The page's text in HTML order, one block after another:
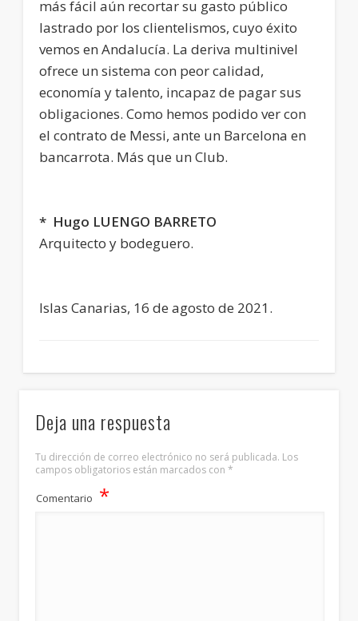
más fácil aún recortar su gasto público
lastrado por los clientelismos, cuyo éxito
vemos en Andalucía. La deriva multinivel
ofrece un sistema con peor calidad,
economía y talento, incapaz de pagar sus
obligaciones. Como hemos podido ver con
el contrato de Messi, ante un Barcelona en
bancarrota. Más que un Club.
* Hugo LUENGO BARRETO
Arquitecto y bodeguero.
Islas Canarias, 16 de agosto de 2021.
Deja una respuesta
Tu dirección de correo electrónico no será publicada. Los
campos obligatorios están marcados con*
Comentario *